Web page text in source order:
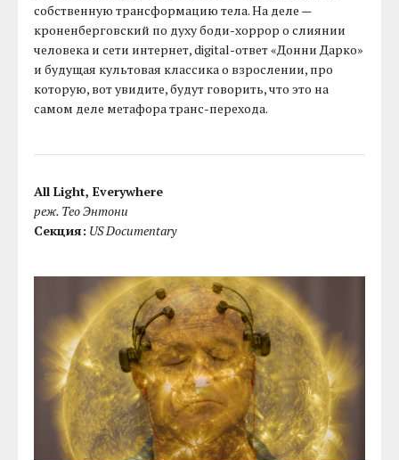
собственную трансформацию тела. На деле —
кроненберговский по духу боди-хоррор о слиянии
человека и сети интернет, digital-ответ «Донни Дарко»
и будущая культовая классика о взрослении, про
которую, вот увидите, будут говорить, что это на
самом деле метафора транс-перехода.
All Light, Everywhere
реж. Тео Энтони
Секция: US Documentary